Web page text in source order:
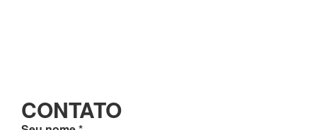
CONTATO